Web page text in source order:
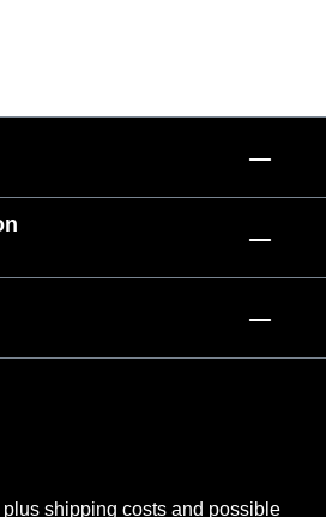
plus shipping costs and possible